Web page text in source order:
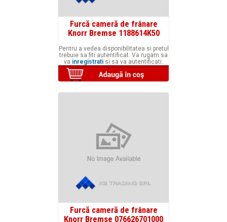
Furcă cameră de frânare
Knorr Bremse 1188614K50
Pentru a vedea disponibilitatea si pretul
trebuie sa fiti autentificat. Va rugam sa
va inregistrati si sa va autentificati.
Furcă cameră de frânare
Knorr Bremse 076626701000